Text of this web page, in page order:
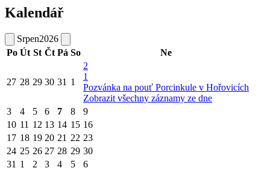
Kalendář
Srpen2026
Po Út St Čt Pá So Ne
27 28 29 30 31 1
2
1
Pozvánka na pouť Porcinkule v Hořovicích
Zobrazit všechny záznamy ze dne
3
4 5 6 7 8
9
10 11 12 13 14 15 16
17 18 19 20 21 22 23
24 25 26 27 28 29 30
31 1 2 3 4 5 6